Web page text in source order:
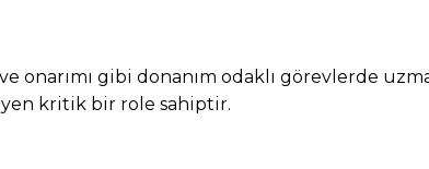
onarımı gibi donanım odaklı görevlerde
kritik bir role sahiptir.